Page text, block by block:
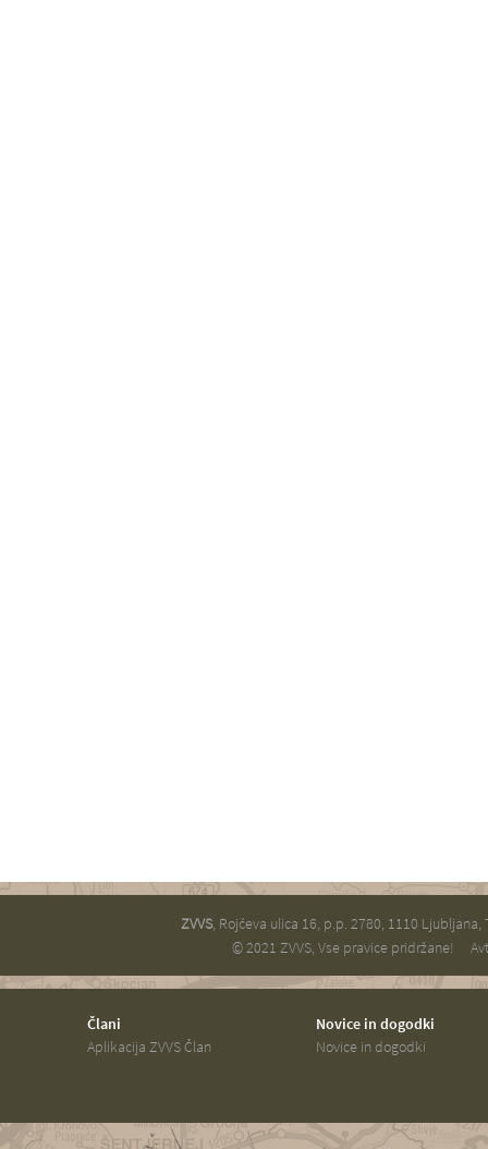
ZVVS, Rojčeva ulica 16, p.p. 2780, 1110
© 2021 ZVVS, Vse pravice pridržane!
Člani
Aplikacija ZVVS Član
Novice in dogodki
Novice in dogodki